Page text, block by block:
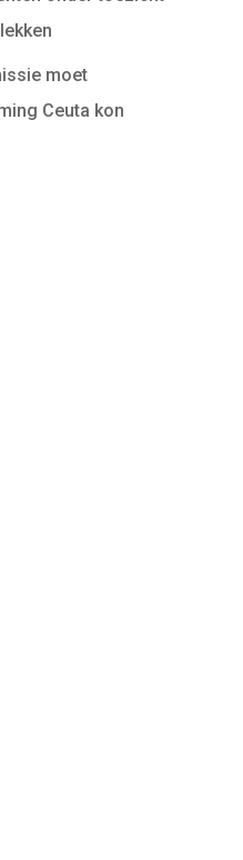
moet
Ceuta kon